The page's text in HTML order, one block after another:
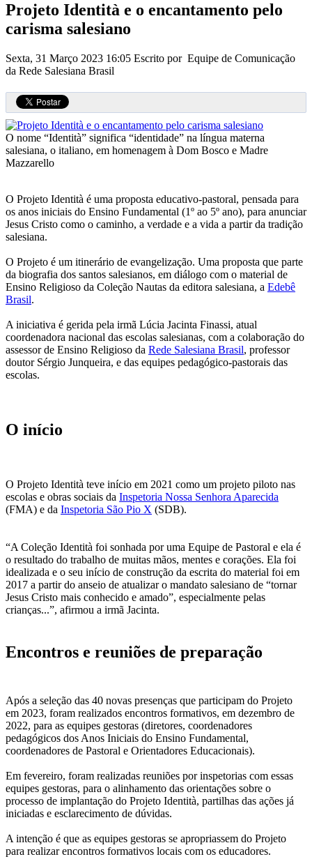
Projeto Identità e o encantamento pelo
carisma salesiano
Sexta, 31 Março 2023 16:05 Escrito por Equipe de Comunicação
da Rede Salesiana Brasil
O nome “Identità” significa “identidade” na língua materna
salesiana, o italiano, em homenagem à Dom Bosco e Madre
Mazzarello
O Projeto Identità é uma proposta educativo-pastoral, pensada para
os anos iniciais do Ensino Fundamental (1º ao 5º ano), para anunciar
Jesus Cristo como o caminho, a verdade e a vida a partir da tradição
salesiana.
O Projeto é um itinerário de evangelização. Uma proposta que parte
da biografia dos santos salesianos, em diálogo com o material de
Ensino Religioso da Coleção Nautas da editora salesiana, a Edebê
Brasil.
A iniciativa é gerida pela irmã Lúcia Jacinta Finassi, atual
coordenadora nacional das escolas salesianas, com a colaboração do
assessor de Ensino Religioso da Rede Salesiana Brasil, professor
doutor Sérgio Junqueira, e das equipes pedagógico-pastorais das
escolas.
O início
O Projeto Identità teve início em 2021 como um projeto piloto nas
escolas e obras sociais da Inspetoria Nossa Senhora Aparecida
(FMA) e da Inspetoria São Pio X (SDB).
“A Coleção Identità foi sonhada por uma Equipe de Pastoral e ela é
o resultado do trabalho de muitas mãos, mentes e corações. Ela foi
idealizada e o seu início de construção da escrita do material foi em
2017 a partir do anseio de atualizar o mandato salesiano de “tornar
Jesus Cristo mais conhecido e amado”, especialmente pelas
crianças...”, afirmou a irmã Jacinta.
Encontros e reuniões de preparação
Após a seleção das 40 novas presenças que participam do Projeto
em 2023, foram realizados encontros formativos, em dezembro de
2022, para as equipes gestoras (diretores, coordenadores
pedagógicos dos Anos Iniciais do Ensino Fundamental,
coordenadores de Pastoral e Orientadores Educacionais).
Em fevereiro, foram realizadas reuniões por inspetorias com essas
equipes gestoras, para o alinhamento das orientações sobre o
processo de implantação do Projeto Identità, partilhas das ações já
iniciadas e esclarecimento de dúvidas.
A intenção é que as equipes gestoras se apropriassem do Projeto
para realizar encontros formativos locais com os educadores.